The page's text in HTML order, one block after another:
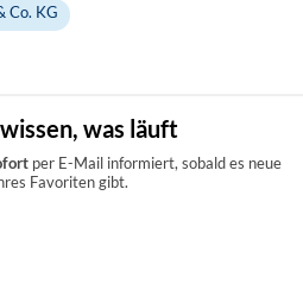
Co. KG
was läuft
per E-Mail informiert, sobald es neue
Favoriten gibt.